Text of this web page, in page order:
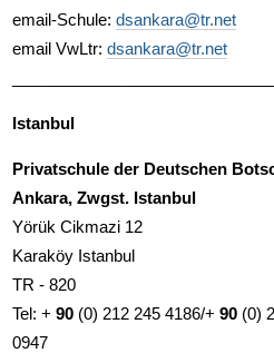
email-Schule: dsankara@tr.net
email VwLtr: dsankara@tr.net
Istanbul
Privatschule der Deutschen
Ankara, Zwgst. Istanbul
Yörük Cikmazi 12
Karaköy Istanbul
TR - 820
Tel: + 90(0) 212 245 4186/+ 90(0)
0947